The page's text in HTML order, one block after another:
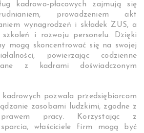
kadrowo-płacowych zajmują się
prowadzeniem akt
wynagrodzeń i składek ZUS, a
i rozwoju personelu. Dzięki
mogą skoncentrować się na swojej
powierzając codzienne
z kadrami doświadczonym
kadrowych pozwala przedsiębiorcom
zasobami ludzkimi, zgodne z
prawem pracy. Korzystając z
właściciele firm mogą być